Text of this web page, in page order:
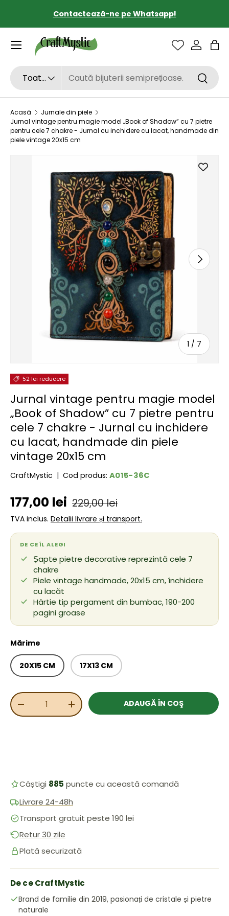
SARI LA CONȚINUT
Contactează-ne pe Whatsapp!
Căutare
Tipul de produs
Toate
Sac
Acasă
Jurnale din piele
Jurnal vintage pentru magie model „Book of Shadow” cu 7 pietre
pentru cele 7 chakre - Jurnal cu inchidere cu lacat, handmade din
piele vintage 20x15 cm
SARI LA INFORMAȚIILE DESPRE PRODUS
1 / de
7
52 lei reducere
Jurnal vintage pentru magie model
„Book of Shadow” cu 7 pietre pentru
cele 7 chakre - Jurnal cu inchidere
cu lacat, handmade din piele
vintage 20x15 cm
CraftMystic | Cod produs: A015-36C
Preț de vânzare
177,00 lei Preț obișnuit
229,00 lei
TVA inclus. Detalii livrare și transport.
DE CE ÎL ALEGI
Șapte pietre decorative reprezintă cele 7
chakre
Piele vintage handmade, 20x15 cm, închidere
cu lacăt
Hârtie tip pergament din bumbac, 190-200
pagini groase
Mărime
20X15 CM 17X13 CM
Cant.
REDUCEȚI CANTITATEAMĂRIȚI CANTITATEAADAUGĂ ÎN COŞ
Câștigi 885 puncte cu această comandă
Livrare 24-48h
Transport gratuit peste 190 lei
Retur 30 zile
Plată securizată
De ce CraftMystic
Brand de familie din 2019, pasionați de cristale și pietre
naturale